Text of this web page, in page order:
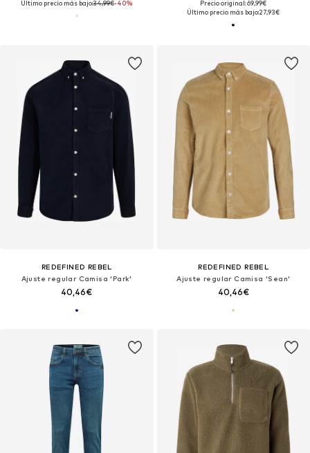
Último precio más bajo:34,99€-40%
Precio original: 69,99€
Último precio más bajo:27,93€
REDEFINED REBEL
Ajuste regular Camisa 'Park'
40,46€
REDEFINED REBEL
Ajuste regular Camisa 'Sean'
40,46€